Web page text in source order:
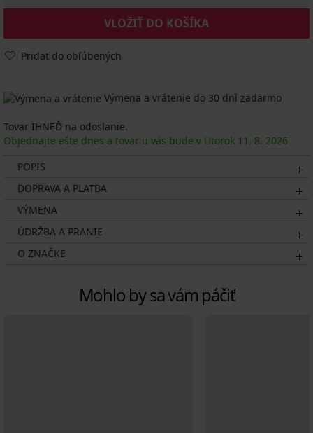
VLOŽIŤ DO KOŠÍKA
Pridať do obľúbených
Výmena a vrátenie do 30 dní zadarmo
Tovar IHNEĎ na odoslanie.
Objednajte ešte dnes a tovar u vás bude v Utorok 11. 8. 2026
POPIS
DOPRAVA A PLATBA
VÝMENA
ÚDRŽBA A PRANIE
O ZNAČKE
Mohlo by sa vám páčiť